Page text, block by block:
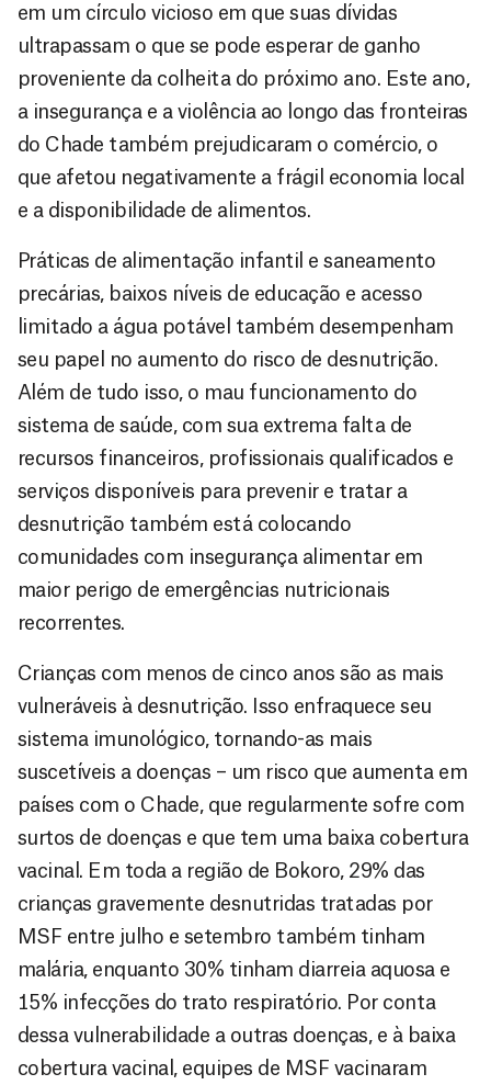
em um círculo vicioso em que suas dívidas
ultrapassam o que se pode esperar de ganho
proveniente da colheita do próximo ano. Este ano,
a insegurança e a violência ao longo das fronteiras
do Chade também prejudicaram o comércio, o
que afetou negativamente a frágil economia local
e a disponibilidade de alimentos.
Práticas de alimentação infantil e saneamento
precárias, baixos níveis de educação e acesso
limitado a água potável também desempenham
seu papel no aumento do risco de desnutrição.
Além de tudo isso, o mau funcionamento do
sistema de saúde, com sua extrema falta de
recursos financeiros, profissionais qualificados e
serviços disponíveis para prevenir e tratar a
desnutrição também está colocando
comunidades com insegurança alimentar em
maior perigo de emergências nutricionais
recorrentes.
Crianças com menos de cinco anos são as mais
vulneráveis à desnutrição. Isso enfraquece seu
sistema imunológico, tornando-as mais
suscetíveis a doenças – um risco que aumenta em
países com o Chade, que regularmente sofre com
surtos de doenças e que tem uma baixa cobertura
vacinal. Em toda a região de Bokoro, 29% das
crianças gravemente desnutridas tratadas por
MSF entre julho e setembro também tinham
malária, enquanto 30% tinham diarreia aquosa e
15% infecções do trato respiratório. Por conta
dessa vulnerabilidade a outras doenças, e à baixa
cobertura vacinal, equipes de MSF vacinaram